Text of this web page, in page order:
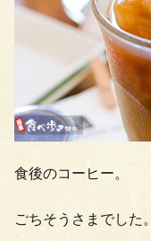
食後のコーヒー。
ごちそうさまでした。